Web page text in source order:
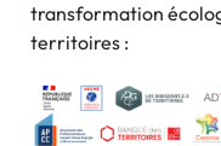
transformation
territoires :